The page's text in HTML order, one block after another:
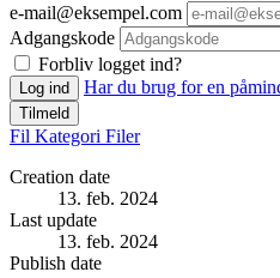
e-mail@eksempel.com
Adgangskode
Forbliv logget ind?
Log ind Har du brug for en
Tilmeld
Fil Kategori Filer
Creation date
13. feb. 2024
Last update
13. feb. 2024
Publish date